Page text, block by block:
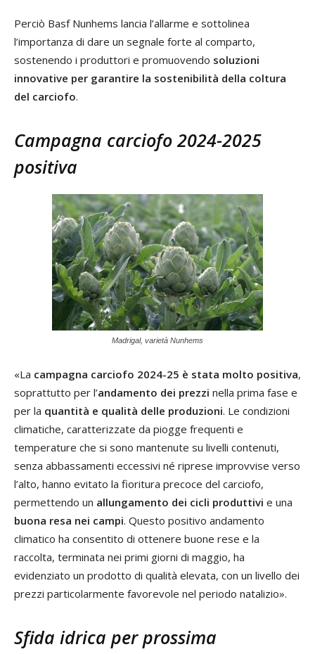
Perciò Basf Nunhems lancia l’allarme e sottolinea
l’importanza di dare un segnale forte al comparto,
sostenendo i produttori e promuovendo soluzioni
innovative per garantire la sostenibilità della coltura
del carciofo.
Campagna carciofo 2024-2025
positiva
Madrigal, varietà Nunhems
«La campagna carciofo 2024-25 è stata molto positiva,
soprattutto per l’andamento dei prezzi nella prima fase e
per la quantità e qualità delle produzioni. Le condizioni
climatiche, caratterizzate da piogge frequenti e
temperature che si sono mantenute su livelli contenuti,
senza abbassamenti eccessivi né riprese improvvise verso
l’alto, hanno evitato la fioritura precoce del carciofo,
permettendo un allungamento dei cicli produttivi e una
buona resa nei campi. Questo positivo andamento
climatico ha consentito di ottenere buone rese e la
raccolta, terminata nei primi giorni di maggio, ha
evidenziato un prodotto di qualità elevata, con un livello dei
prezzi particolarmente favorevole nel periodo natalizio».
Sfida idrica per prossima